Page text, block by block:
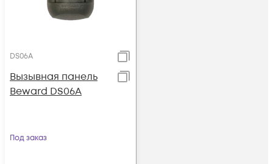
DS06A
Вызывная панель
Beward DS06A
Под заказ